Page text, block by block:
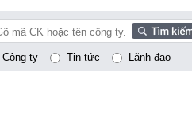
Công ty Tin tức Lãnh đạo